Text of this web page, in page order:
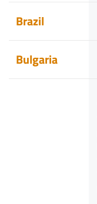
Brazil
Bulgaria